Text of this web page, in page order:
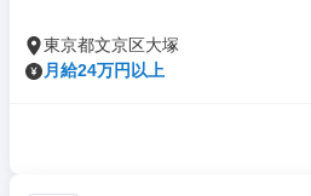
東京都文京区大塚
月給24万円以上